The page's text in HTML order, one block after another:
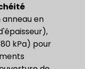
en
kPa) pour